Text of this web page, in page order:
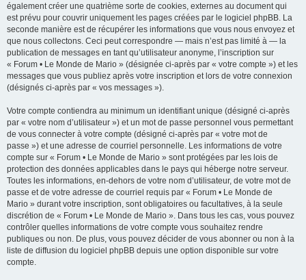
également créer une quatrième sorte de cookies, externes au document qui
est prévu pour couvrir uniquement les pages créées par le logiciel phpBB. La
seconde manière est de récupérer les informations que vous nous envoyez et
que nous collectons. Ceci peut correspondre — mais n’est pas limité à — la
publication de messages en tant qu’utilisateur anonyme, l’inscription sur
« Forum • Le Monde de Mario » (désignée ci-après par « votre compte ») et les
messages que vous publiez après votre inscription et lors de votre connexion
(désignés ci-après par « vos messages »).
Votre compte contiendra au minimum un identifiant unique (désigné ci-après
par « votre nom d’utilisateur ») et un mot de passe personnel vous permettant
de vous connecter à votre compte (désigné ci-après par « votre mot de
passe ») et une adresse de courriel personnelle. Les informations de votre
compte sur « Forum • Le Monde de Mario » sont protégées par les lois de
protection des données applicables dans le pays qui héberge notre serveur.
Toutes les informations, en-dehors de votre nom d’utilisateur, de votre mot de
passe et de votre adresse de courriel requis par « Forum • Le Monde de
Mario » durant votre inscription, sont obligatoires ou facultatives, à la seule
discrétion de « Forum • Le Monde de Mario ». Dans tous les cas, vous pouvez
contrôler quelles informations de votre compte vous souhaitez rendre
publiques ou non. De plus, vous pouvez décider de vous abonner ou non à la
liste de diffusion du logiciel phpBB depuis une option disponible sur votre
compte.